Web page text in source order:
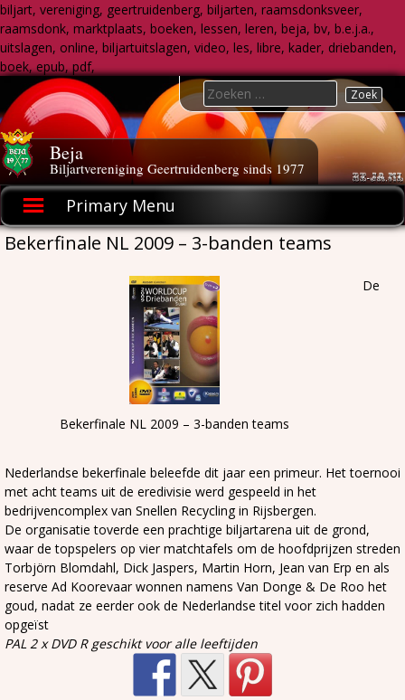
biljart, vereniging, geertruidenberg, biljarten, raamsdonksveer,
raamsdonk, marktplaats, boeken, lessen, leren, beja, bv, b.e.j.a.,
uitslagen, online, biljartuitslagen, video, les, libre, kader, driebanden,
boek, epub, pdf,
to
content
Beja
Biljartvereniging Geertruidenberg sinds 1977
Primary Menu
Search
for:
Bekerfinale NL 2009 – 3-banden teams
Bekerfinale NL 2009 – 3-banden teams
De
Nederlandse bekerfinale beleefde dit jaar een primeur. Het toernooi
met acht teams uit de eredivisie werd gespeeld in het
bedrijvencomplex van Snellen Recycling in Rijsbergen.
De organisatie toverde een prachtige biljartarena uit de grond,
waar de topspelers op vier matchtafels om de hoofdprijzen streden
Torbjörn Blomdahl, Dick Jaspers, Martin Horn, Jean van Erp en als
reserve Ad Koorevaar wonnen namens Van Donge & De Roo het
goud, nadat ze eerder ook de Nederlandse titel voor zich hadden
opgeïst
PAL 2 x DVD R geschikt voor alle leeftijden